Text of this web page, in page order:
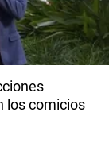
los comicios